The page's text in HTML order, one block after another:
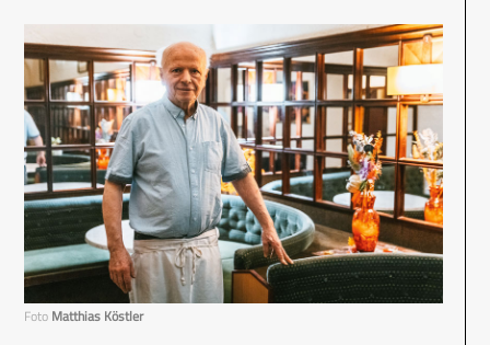
Foto Matthias Köstler